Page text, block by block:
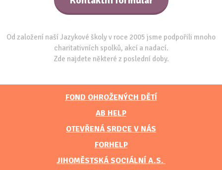
Od založení naší Jazykové školy v roce 2005 jsme podpořili mnoho
charitativních spolků, akcí a nadací.
Zde najdete některé z poslední doby.
FOND OHROŽENÝCH DĚTÍ
AB HELP
OTEVŘENÁ SRDCE V NÁS
FORHELP
JIHOMĚSTSKÁ SOCIÁLNÍ A.S.